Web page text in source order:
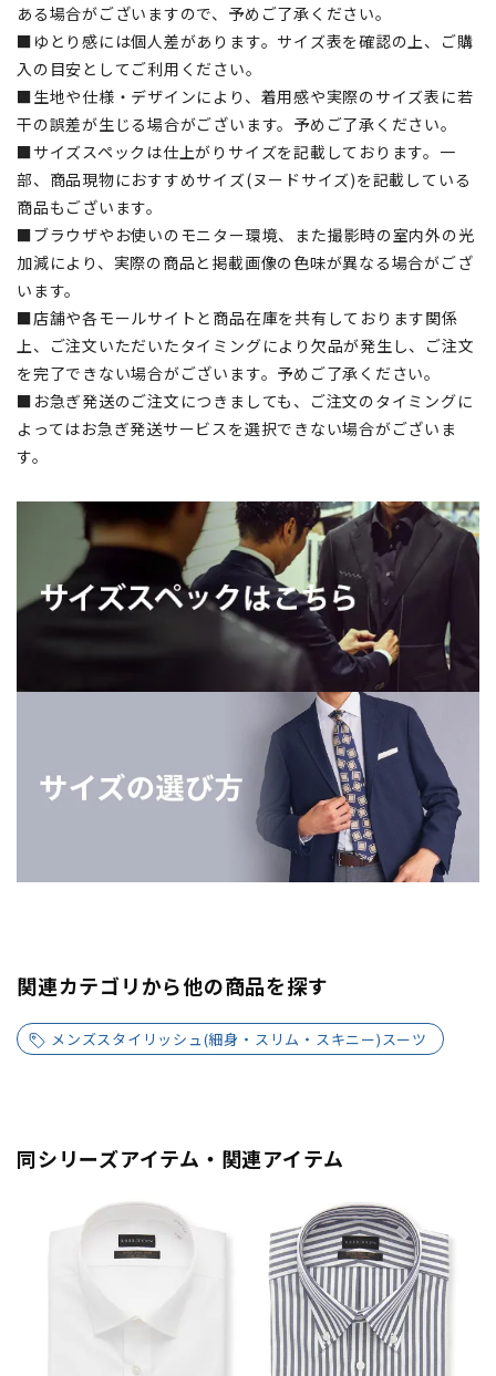
ある場合がございますので、予めご了承ください。
■ゆとり感には個人差があります。サイズ表を確認の上、ご購
入の目安としてご利用ください。
■生地や仕様・デザインにより、着用感や実際のサイズ表に若
干の誤差が生じる場合がございます。予めご了承ください。
■サイズスペックは仕上がりサイズを記載しております。一
部、商品現物におすすめサイズ(ヌードサイズ)を記載している
商品もございます。
■ブラウザやお使いのモニター環境、また撮影時の室内外の光
加減により、実際の商品と掲載画像の色味が異なる場合がござ
います。
■店舗や各モールサイトと商品在庫を共有しております関係
上、ご注文いただいたタイミングにより欠品が発生し、ご注文
を完了できない場合がございます。予めご了承ください。
■お急ぎ発送のご注文につきましても、ご注文のタイミングに
よってはお急ぎ発送サービスを選択できない場合がございま
す。
関連カテゴリから他の商品を探す
メンズスタイリッシュ(細身・スリム・スキニー)スーツ
同シリーズアイテム・関連アイテム